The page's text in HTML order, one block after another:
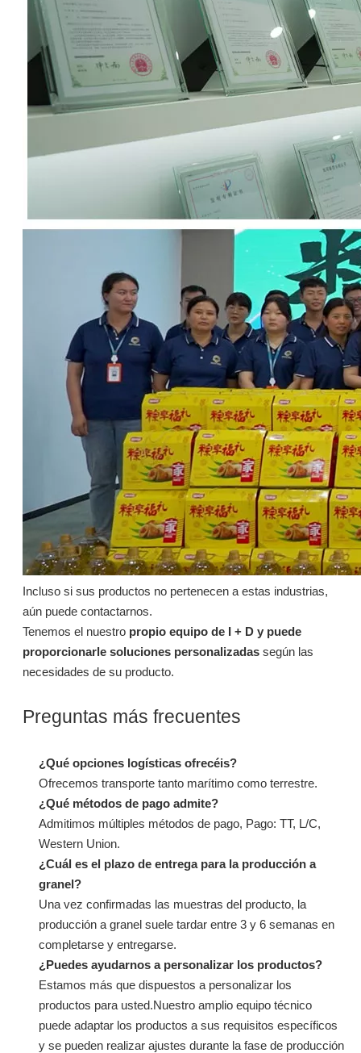
Incluso si sus productos no pertenecen a estas industrias,
aún puede contactarnos.
Tenemos el nuestro propio equipo de I + D y puede
proporcionarle soluciones personalizadas según las
necesidades de su producto.
Preguntas más frecuentes
¿Qué opciones logísticas ofrecéis?
Ofrecemos transporte tanto marítimo como terrestre.
¿Qué métodos de pago admite?
Admitimos múltiples métodos de pago, Pago: TT, L/C,
Western Union.
¿Cuál es el plazo de entrega para la producción a
granel?
Una vez confirmadas las muestras del producto, la
producción a granel suele tardar entre 3 y 6 semanas en
completarse y entregarse.
¿Puedes ayudarnos a personalizar los productos?
Estamos más que dispuestos a personalizar los
productos para usted.Nuestro amplio equipo técnico
puede adaptar los productos a sus requisitos específicos
y se pueden realizar ajustes durante la fase de producción